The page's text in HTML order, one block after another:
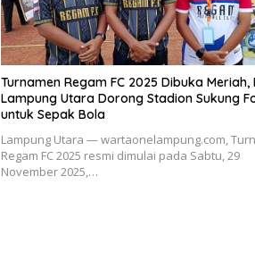
Turnamen Regam FC 2025 Dibuka Meriah,
Lampung Utara Dorong Stadion Sukung
untuk Sepak Bola
Lampung Utara — wartaonelampung.com,
Regam FC 2025 resmi dimulai pada Sabtu, 29
November 2025,…